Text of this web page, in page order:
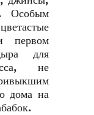
Особым
первом
для
не
дома на